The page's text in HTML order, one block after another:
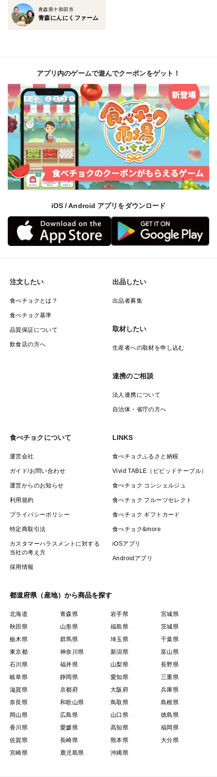
りしております。どんどん乾燥していきますので、食べ
る時に皮をむいて綺麗に洗ってお召し上がりください。
青森県十和田市
青森にんにくファーム
アプリ内のゲームで遊んでクーポンをゲット！
iOS / Android アプリをダウンロード
注文したい
食べチョクとは？
食べチョク基準
品質保証について
飲食店の方へ
出品したい
出品者募集
取材したい
生産者への取材を申し込む
連携のご相談
法人連携について
自治体・省庁の方へ
食べチョクについて
運営会社
ガイド/お問い合わせ
運営からのお知らせ
利用規約
プライバシーポリシー
特定商取引法
カスタマーハラスメントに対する
当社の考え方
採用情報
LINKS
食べチョクふるさと納税
Vivid TABLE（ビビッドテーブル）
食べチョク コンシェルジュ
食べチョク フルーツセレクト
食べチョク ギフトカード
食べチョク&more
iOSアプリ
Androidアプリ
都道府県（産地）から商品を探す
北海道 青森県 岩手県
宮城県
秋田県
山形県 福島県
茨城県
栃木県
群馬県 埼玉県
千葉県
東京都
神奈川県 新潟県
富山県
石川県
福井県 山梨県
長野県
岐阜県
静岡県 愛知県
三重県
滋賀県
京都府 大阪府
兵庫県
奈良県
和歌山県 鳥取県
島根県
岡山県
広島県 山口県
徳島県
香川県
愛媛県 高知県
福岡県
佐賀県
長崎県 熊本県
大分県
宮崎県
鹿児島県 沖縄県